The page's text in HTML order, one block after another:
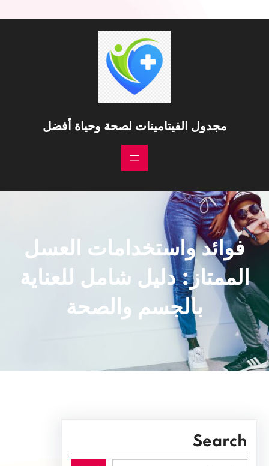
مجدول الفيتامينات لصحة وحياة أفضل
فوائد واستخدامات العسل
الممتاز: دليل شامل للعناية
بالجسم والصحة
Search